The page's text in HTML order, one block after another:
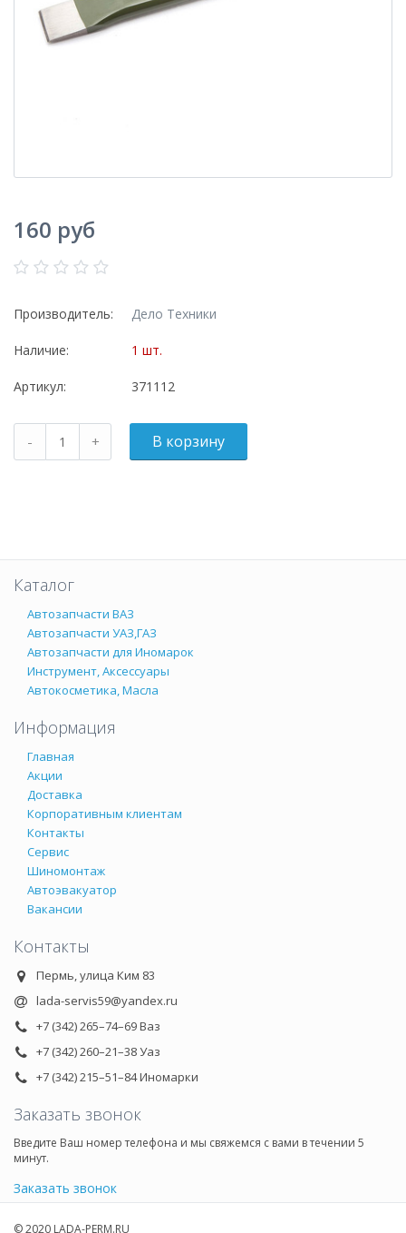
160 руб
Производитель: Дело Техники
Наличие: 1 шт.
Артикул: 371112
Каталог
Автозапчасти ВАЗ
Автозапчасти УАЗ,ГАЗ
Автозапчасти для Иномарок
Инструмент, Аксессуары
Автокосметика, Масла
Информация
Главная
Акции
Доставка
Корпоративным клиентам
Контакты
Сервис
Шиномонтаж
Автоэвакуатор
Вакансии
Контакты
Пермь, улица Ким 83
lada-servis59@yandex.ru
+7 (342) 265–74–69 Ваз
+7 (342) 260–21–38 Уаз
+7 (342) 215–51–84 Иномарки
Заказать звонок
Введите Ваш номер телефона и мы свяжемся с вами в течении 5
минут.
Заказать звонок
© 2020 LADA-PERM.RU